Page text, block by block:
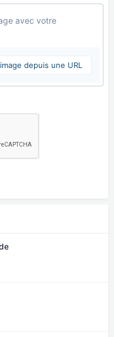
avec votre
depuis une URL